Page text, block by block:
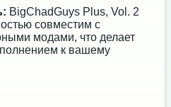
BigChadGuys Plus, Vol. 2
совместим с
модами, что делает
к вашему